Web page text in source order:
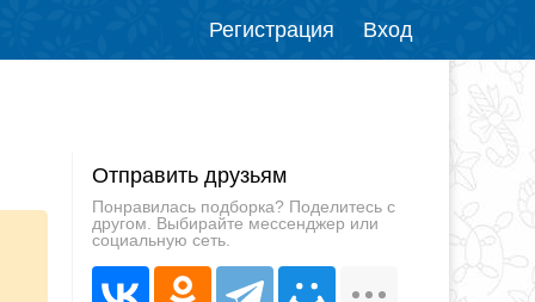
Регистрация Вход
Отправить друзьям
Понравилась подборка? Поделитесь с
другом. Выбирайте мессенджер или
социальную сеть.